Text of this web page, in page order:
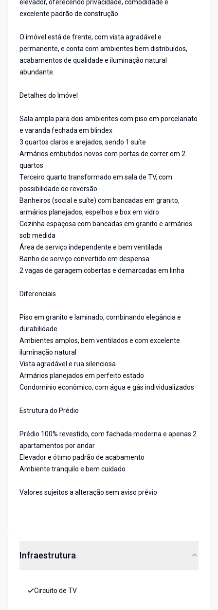
elevador, oferecendo privacidade, comodidade e
excelente padrão de construção.
O imóvel está de frente, com vista agradável e
permanente, e conta com ambientes bem distribuídos,
acabamentos de qualidade e iluminação natural
abundante.
Detalhes do Imóvel
Sala ampla para dois ambientes com piso em porcelanato
e varanda fechada em blindex
3 quartos claros e arejados, sendo 1 suíte
Armários embutidos novos com portas de correr em 2
quartos
Terceiro quarto transformado em sala de TV, com
possibilidade de reversão
Banheiros (social e suíte) com bancadas em granito,
armários planejados, espelhos e box em vidro
Cozinha espaçosa com bancadas em granito e armários
sob medida
Área de serviço independente e bem ventilada
Banho de serviço convertido em despensa
2 vagas de garagem cobertas e demarcadas em linha
Diferenciais
Piso em granito e laminado, combinando elegância e
durabilidade
Ambientes amplos, bem ventilados e com excelente
iluminação natural
Vista agradável e rua silenciosa
Armários planejados em perfeito estado
Condomínio econômico, com água e gás individualizados
Estrutura do Prédio
Prédio 100% revestido, com fachada moderna e apenas 2
apartamentos por andar
Elevador e ótimo padrão de acabamento
Ambiente tranquilo e bem cuidado
Valores sujeitos a alteração sem aviso prévio
Infraestrutura
Circuito de TV